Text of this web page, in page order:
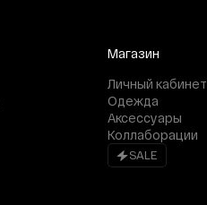
Магазин
Личный кабинет
Одежда
Аксессуары
Коллаборации
SALE